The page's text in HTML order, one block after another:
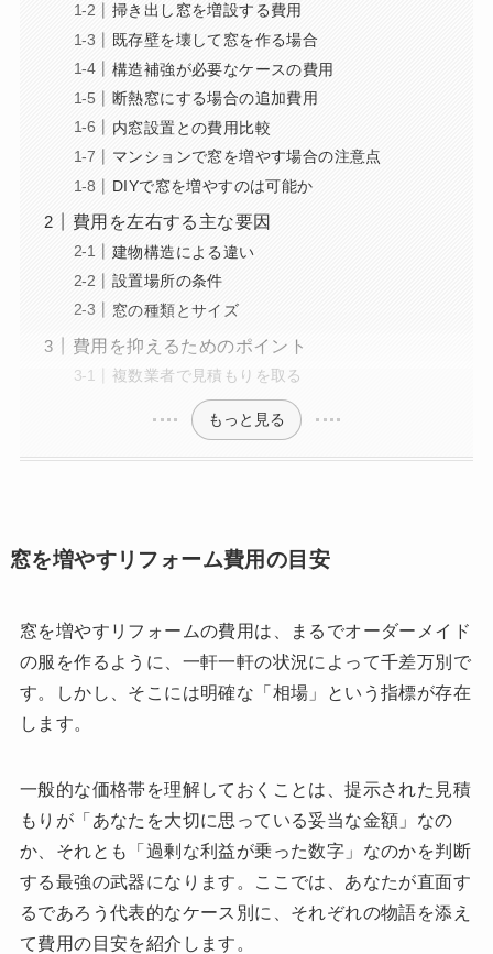
掃き出し窓を増設する費用
既存壁を壊して窓を作る場合
構造補強が必要なケースの費用
断熱窓にする場合の追加費用
内窓設置との費用比較
マンションで窓を増やす場合の注意点
DIYで窓を増やすのは可能か
費用を左右する主な要因
建物構造による違い
設置場所の条件
窓の種類とサイズ
費用を抑えるためのポイント
複数業者で見積もりを取る
もっと見る
窓を増やすリフォーム費用の目安
窓を増やすリフォームの費用は、まるでオーダーメイド
の服を作るように、一軒一軒の状況によって千差万別で
す。しかし、そこには明確な「相場」という指標が存在
します。
一般的な価格帯を理解しておくことは、提示された見積
もりが「あなたを大切に思っている妥当な金額」なの
か、それとも「過剰な利益が乗った数字」なのかを判断
する最強の武器になります。ここでは、あなたが直面す
るであろう代表的なケース別に、それぞれの物語を添え
て費用の目安を紹介します。